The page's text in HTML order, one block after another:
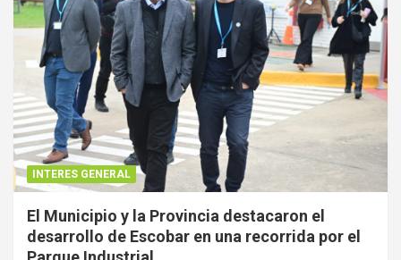
INTERES GENERAL
El Municipio y la Provincia destacaron el
desarrollo de Escobar en una recorrida por el